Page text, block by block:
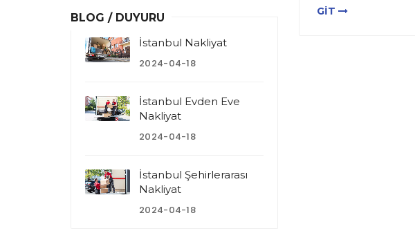
GİT
BLOG / DUYURU
İstanbul Nakliyat
2024-04-18
İstanbul Evden Eve
Nakliyat
2024-04-18
İstanbul Şehirlerarası
Nakliyat
2024-04-18